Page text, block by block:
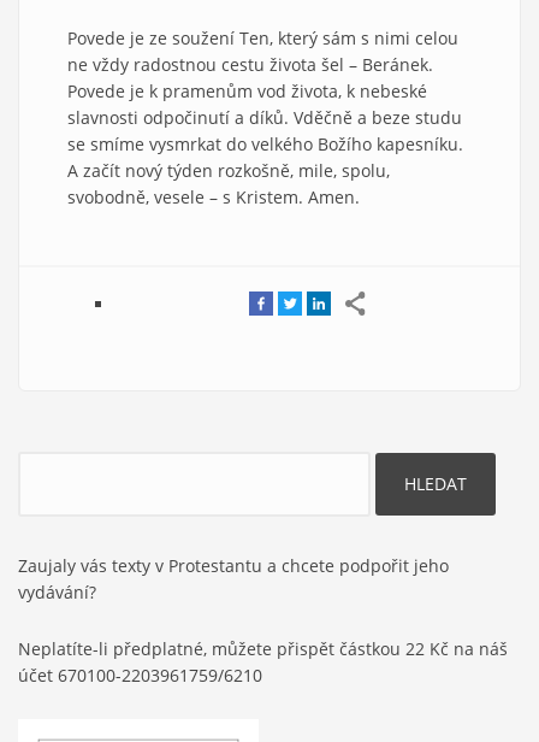
Povede je ze soužení Ten, který sám s nimi celou
ne vždy radostnou cestu života šel – Beránek.
Povede je k pramenům vod života, k nebeské
slavnosti odpočinutí a díků. Vděčně a beze studu
se smíme vysmrkat do velkého Božího kapesníku.
A začít nový týden rozkošně, mile, spolu,
svobodně, vesele – s Kristem. Amen.
Zaujaly vás texty v Protestantu a chcete podpořit jeho
vydávání?
Neplatíte-li předplatné, můžete přispět částkou 22 Kč na náš
účet 670100-2203961759/6210